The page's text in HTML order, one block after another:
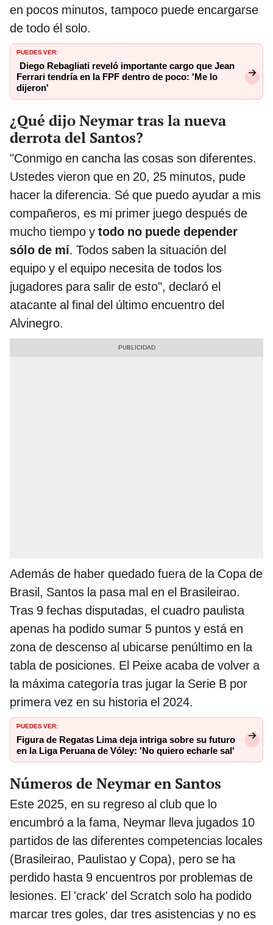
en pocos minutos, tampoco puede encargarse
de todo él solo.
PUEDES VER:
Diego Rebagliati reveló importante cargo que Jean
Ferrari tendría en la FPF dentro de poco: 'Me lo
dijeron'
¿Qué dijo Neymar tras la nueva
derrota del Santos?
"Conmigo en cancha las cosas son diferentes.
Ustedes vieron que en 20, 25 minutos, pude
hacer la diferencia. Sé que puedo ayudar a mis
compañeros, es mi primer juego después de
mucho tiempo y todo no puede depender
sólo de mí. Todos saben la situación del
equipo y el equipo necesita de todos los
jugadores para salir de esto", declaró el
atacante al final del último encuentro del
Alvinegro.
Además de haber quedado fuera de la Copa de
Brasil, Santos la pasa mal en el Brasileirao.
Tras 9 fechas disputadas, el cuadro paulista
apenas ha podido sumar 5 puntos y está en
zona de descenso al ubicarse penúltimo en la
tabla de posiciones. El Peixe acaba de volver a
la máxima categoría tras jugar la Serie B por
primera vez en su historia el 2024.
PUEDES VER:
Figura de Regatas Lima deja intriga sobre su futuro
en la Liga Peruana de Vóley: 'No quiero echarle sal'
Números de Neymar en Santos
Este 2025, en su regreso al club que lo
encumbró a la fama, Neymar lleva jugados 10
partidos de las diferentes competencias locales
(Brasileirao, Paulistao y Copa), pero se ha
perdido hasta 9 encuentros por problemas de
lesiones. El 'crack' del Scratch solo ha podido
marcar tres goles, dar tres asistencias y no es